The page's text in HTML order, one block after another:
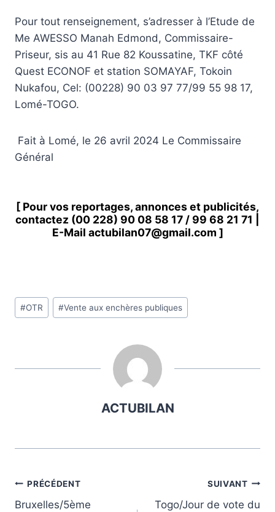
Pour tout renseignement, s’adresser à l’Etude de
Me AWESSO Manah Edmond, Commissaire-
Priseur, sis au 41 Rue 82 Koussatine, TKF côté
Quest ECONOF et station SOMAYAF, Tokoin
Nukafou, Cel: (00228) 90 03 97 77/99 55 98 17,
Lomé-TOGO.
Fait à Lomé, le 26 avril 2024 Le Commissaire
Général
[ Pour vos reportages, annonces et publicités,
contactez (00 228) 90 08 58 17 / 99 68 21 71
E-Mail actubilan07@gmail.com ]
Étiquettes
de
#OTR #Vente aux enchères publiques
ACTUBILAN
Navigation
PRÉCÉDENT
Bruxelles/5ème
SUIVANT
Togo/Jour de vote du